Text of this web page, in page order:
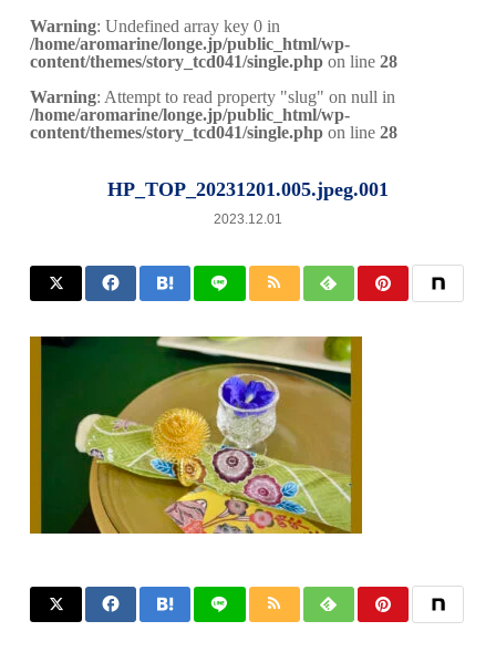
Warning: Undefined array key 0 in
/home/aromarine/longe.jp/public_html/wp-
content/themes/story_tcd041/single.php on line28
Warning: Attempt to read property "slug" on null in
/home/aromarine/longe.jp/public_html/wp-
content/themes/story_tcd041/single.php on line28
HP_TOP_20231201.005.jpeg.001
2023.12.01